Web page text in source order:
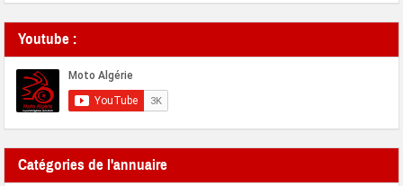
Youtube :
Catégories de l'annuaire